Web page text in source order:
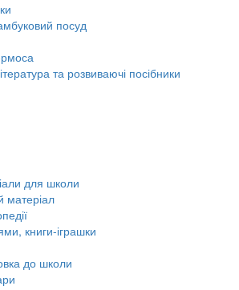
посуд
та розвиваючі посібники
для школи
матеріал
книги-іграшки
до школи